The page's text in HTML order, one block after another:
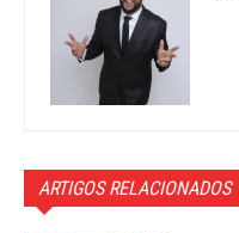
ARTIGOS RELACIONADOS